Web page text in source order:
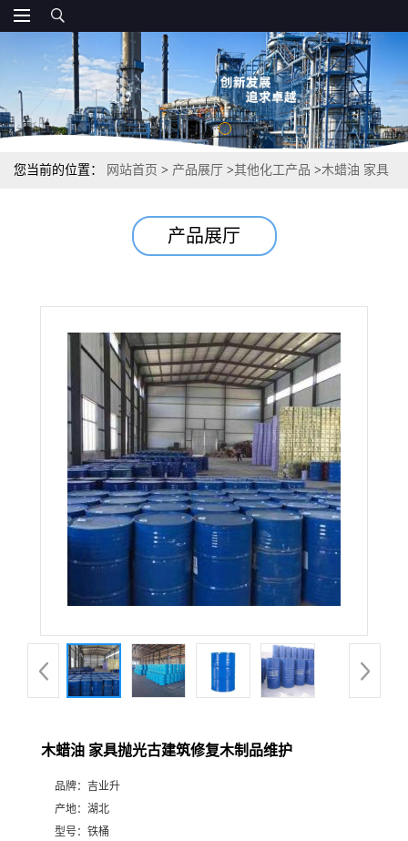
您当前的位置： 网站首页 > 产品展厅 >其他化工产品 >木蜡油 家具
产品展厅
木蜡油 家具抛光古建筑修复木制品维护
品牌： 吉业升
产地： 湖北
型号： 铁桶